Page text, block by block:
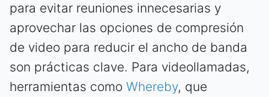
para evitar reuniones innecesarias y
aprovechar las opciones de compresión
de video para reducir el ancho de banda
son prácticas clave. Para videollamadas,
herramientas como Whereby, que